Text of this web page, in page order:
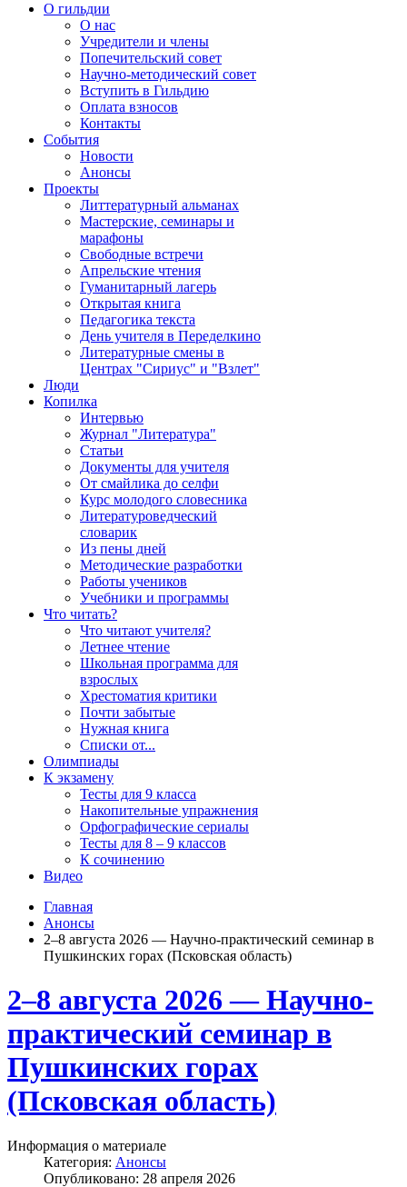
О гильдии
О нас
Учредители и члены
Попечительский совет
Научно-методический совет
Вступить в Гильдию
Оплата взносов
Контакты
События
Новости
Анонсы
Проекты
Литтературный альманах
Мастерские, семинары и
марафоны
Свободные встречи
Апрельские чтения
Гуманитарный лагерь
Открытая книга
Педагогика текста
День учителя в Переделкино
Литературные смены в
Центрах "Сириус" и "Взлет"
Люди
Копилка
Интервью
Журнал "Литература"
Статьи
Документы для учителя
От смайлика до селфи
Курс молодого словесника
Литературоведческий
словарик
Из пены дней
Методические разработки
Работы учеников
Учебники и программы
Что читать?
Что читают учителя?
Летнее чтение
Школьная программа для
взрослых
Хрестоматия критики
Почти забытые
Нужная книга
Списки от...
Олимпиады
К экзамену
Тесты для 9 класса
Накопительные упражнения
Орфографические сериалы
Тесты для 8 – 9 классов
К сочинению
Видео
Главная
Анонсы
2–8 августа 2026 — Научно-практический семинар в
Пушкинских горах (Псковская область)
2–8 августа 2026 — Научно-
практический семинар в
Пушкинских горах
(Псковская область)
Информация о материале
Категория: Анонсы
Опубликовано: 28 апреля 2026